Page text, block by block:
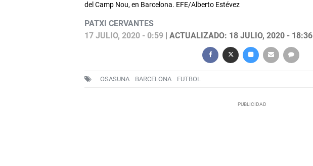
del Camp Nou, en Barcelona. EFE/Alberto Estévez
PATXI CERVANTES
17 JULIO, 2020 - 0:59| ACTUALIZADO: 18 JULIO, 2020 - 18:36
OSASUNA BARCELONA FUTBOL